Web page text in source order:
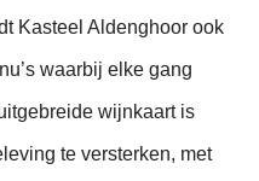
Kasteel Aldenghoor ook
waarbij elke gang
wijnkaart is
te versterken, met